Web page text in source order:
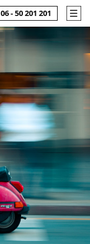
06 - 50 201 201